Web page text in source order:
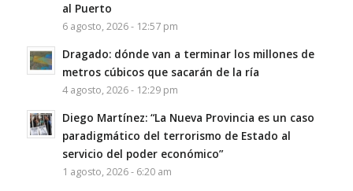
al Puerto
6 agosto, 2026 - 12:57 pm
Dragado: dónde van a terminar los millones de
metros cúbicos que sacarán de la ría
4 agosto, 2026 - 12:29 pm
Diego Martínez: “La Nueva Provincia es un caso
paradigmático del terrorismo de Estado al
servicio del poder económico”
1 agosto, 2026 - 6:20 am